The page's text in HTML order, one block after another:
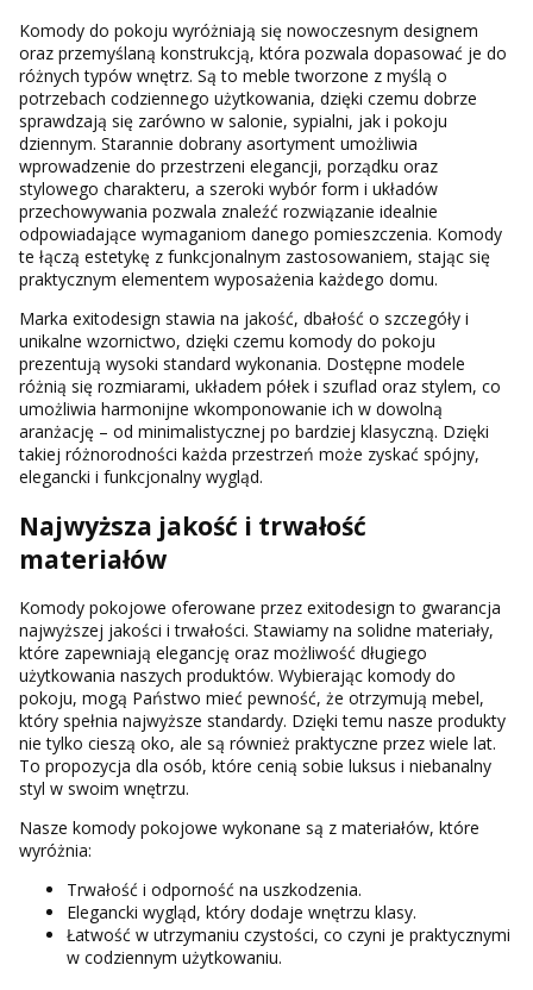
Komody do pokoju wyróżniają się nowoczesnym designem
oraz przemyślaną konstrukcją, która pozwala dopasować je do
różnych typów wnętrz. Są to meble tworzone z myślą o
potrzebach codziennego użytkowania, dzięki czemu dobrze
sprawdzają się zarówno w salonie, sypialni, jak i pokoju
dziennym. Starannie dobrany asortyment umożliwia
wprowadzenie do przestrzeni elegancji, porządku oraz
stylowego charakteru, a szeroki wybór form i układów
przechowywania pozwala znaleźć rozwiązanie idealnie
odpowiadające wymaganiom danego pomieszczenia. Komody
te łączą estetykę z funkcjonalnym zastosowaniem, stając się
praktycznym elementem wyposażenia każdego domu.
Marka exitodesign stawia na jakość, dbałość o szczegóły i
unikalne wzornictwo, dzięki czemu komody do pokoju
prezentują wysoki standard wykonania. Dostępne modele
różnią się rozmiarami, układem półek i szuflad oraz stylem, co
umożliwia harmonijne wkomponowanie ich w dowolną
aranżację – od minimalistycznej po bardziej klasyczną. Dzięki
takiej różnorodności każda przestrzeń może zyskać spójny,
elegancki i funkcjonalny wygląd.
Najwyższa jakość i trwałość
materiałów
Komody pokojowe oferowane przez exitodesign to gwarancja
najwyższej jakości i trwałości. Stawiamy na solidne materiały,
które zapewniają elegancję oraz możliwość długiego
użytkowania naszych produktów. Wybierając komody do
pokoju, mogą Państwo mieć pewność, że otrzymują mebel,
który spełnia najwyższe standardy. Dzięki temu nasze produkty
nie tylko cieszą oko, ale są również praktyczne przez wiele lat.
To propozycja dla osób, które cenią sobie luksus i niebanalny
styl w swoim wnętrzu.
Nasze komody pokojowe wykonane są z materiałów, które
wyróżnia:
Trwałość i odporność na uszkodzenia.
Elegancki wygląd, który dodaje wnętrzu klasy.
Łatwość w utrzymaniu czystości, co czyni je praktycznymi
w codziennym użytkowaniu.